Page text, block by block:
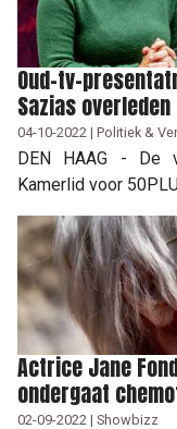
Oud-tv-
Sazias overleden
04-10-2022 | Politiek &
DEN HAAG - De
Kamerlid voor
Actrice Jane
ondergaat
02-09-2022 | Showbizz